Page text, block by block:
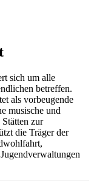
sich um alle
betreffen.
als vorbeugende
musische und
zur
die Träger der